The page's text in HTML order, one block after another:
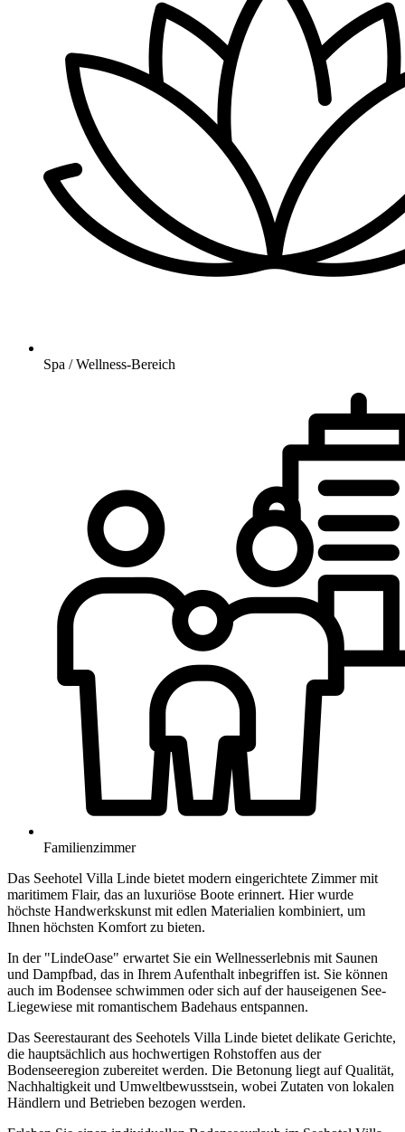
Spa / Wellness-Bereich
Familienzimmer
Das Seehotel Villa Linde bietet modern eingerichtete Zimmer mit
maritimem Flair, das an luxuriöse Boote erinnert. Hier wurde
höchste Handwerkskunst mit edlen Materialien kombiniert, um
Ihnen höchsten Komfort zu bieten.
In der "LindeOase" erwartet Sie ein Wellnesserlebnis mit Saunen
und Dampfbad, das in Ihrem Aufenthalt inbegriffen ist. Sie können
auch im Bodensee schwimmen oder sich auf der hauseigenen See-
Liegewiese mit romantischem Badehaus entspannen.
Das Seerestaurant des Seehotels Villa Linde bietet delikate Gerichte,
die hauptsächlich aus hochwertigen Rohstoffen aus der
Bodenseeregion zubereitet werden. Die Betonung liegt auf Qualität,
Nachhaltigkeit und Umweltbewusstsein, wobei Zutaten von lokalen
Händlern und Betrieben bezogen werden.